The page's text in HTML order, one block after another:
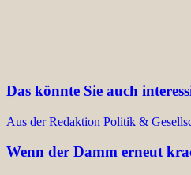
Das könnte Sie auch
Aus der Redaktion Politik &
Wenn der Damm erneut